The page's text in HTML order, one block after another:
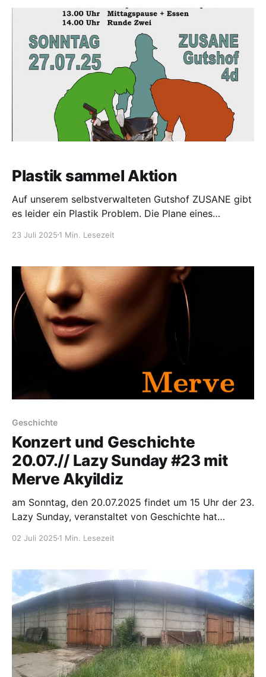
Plastik sammel Aktion
Auf unserem selbstverwalteten Gutshof ZUSANE gibt
es leider ein Plastik Problem. Die Plane eines
und die Teile wehen über eine Pferdekoppel. Diese
auflösen und verteilen. Deswegen laden wir am
Sonntag 27.07.25 um 11.
23 Juli 2025 1 Min. Lesezeit
Geschichte
Konzert und Geschichte
20.07.// Lazy Sunday #23 mit
Merve Akyildiz
am Sonntag, den 20.07.2025 findet um 15 Uhr der 23.
Lazy Sunday, veranstaltet von Geschichte hat
02 Juli 2025 1 Min. Lesezeit